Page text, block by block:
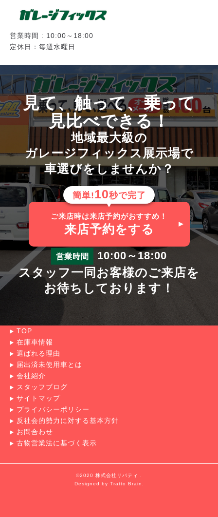
営業時間 : 10:00～18:00
定休日：毎週水曜日
見て、触って、乗って
見比べできる！
地域最大級の
ガレージフィックス展示場で
車選びをしませんか？
簡単!10秒で完了
ご来店時は来店予約がおすすめ！
来店予約をする
営業時間 10:00～18:00
スタッフ一同お客様のご来店を
お待ちしております！
TOP
在庫車情報
選ばれる理由
届出済未使用車とは
会社紹介
スタッフブログ
サイトマップ
プライバシーポリシー
反社会的勢力に対する基本方針
お問合わせ
古物営業法に基づく表示
©2020 株式会社リバティ .
Designed by Tratto Brain